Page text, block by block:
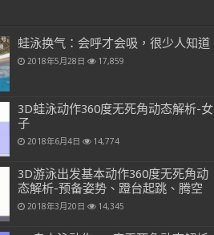
蛙泳换气：会呼才会吸，很少人知道
2018年5月28日 17,859
3D蛙泳动作360度无死角动态解析-女
子
2018年6月4日 14,774
3D游泳出发基本动作360度无死角动
态解析-预备姿势、蹬台起跳、腾空
2018年3月20日 14,345